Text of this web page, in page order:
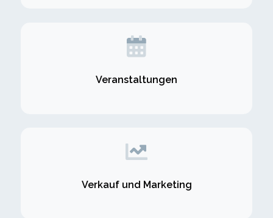
Veranstaltungen
Verkauf und Marketing